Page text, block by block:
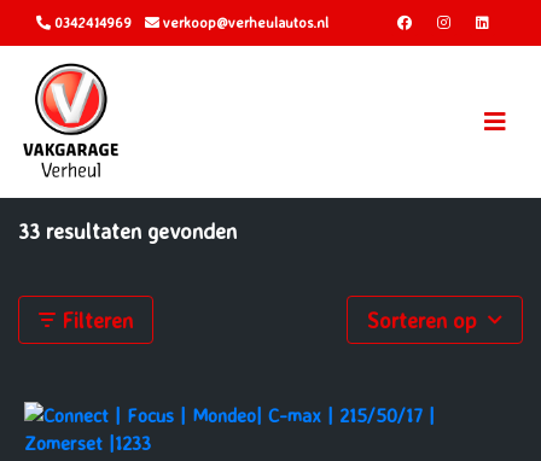
0342414969 verkoop@verheulautos.nl
33 resultaten gevonden
Filteren Sorteren op